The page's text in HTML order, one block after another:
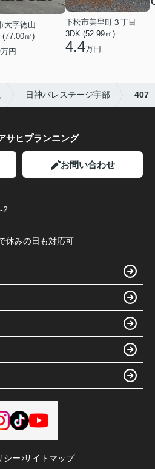
大字徳山
(77.00㎡)
万円
下松市美里町３丁目
3DK (52.99㎡)
4.4万円
日神パレステージ宇部 407
サヒプランニング
お問い合わせ
2
休みの日も対応可
シー サイトマップ